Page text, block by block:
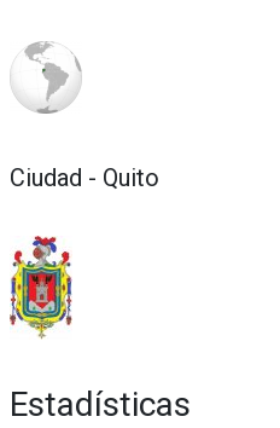
Ciudad - Quito
Estadísticas